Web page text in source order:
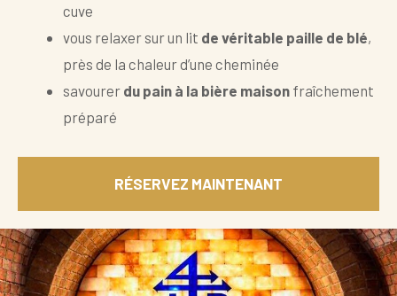
cuve
vous relaxer sur un lit de véritable paille de blé,
près de la chaleur d’une cheminée
savourer du pain à la bière maison fraîchement
préparé
RÉSERVEZ MAINTENANT